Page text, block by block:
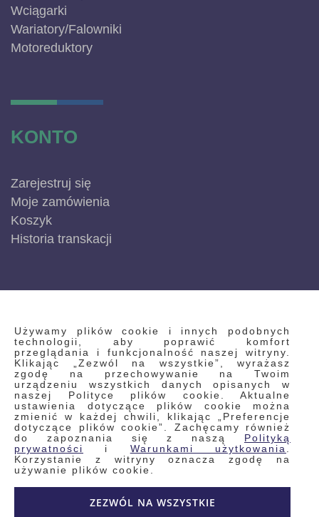
Używamy plików cookie i innych podobnych
technologii, aby poprawić komfort
przeglądania i funkcjonalność naszej witryny.
Klikając „Zezwól na wszystkie”, wyrażasz
zgodę na przechowywanie na Twoim
urządzeniu wszystkich danych opisanych w
naszej Polityce plików cookie. Aktualne
ustawienia dotyczące plików cookie można
zmienić w każdej chwili, klikając „Preferencje
dotyczące plików cookie”. Zachęcamy również
do zapoznania się z naszą Polityką
prywatności
i Warunkami użytkowania
Korzystanie z witryny oznacza zgodę na
używanie plików cookie.
ZEZWÓL NA WSZYSTKIE
Wciągarki
Wariatory/Falowniki
Motoreduktory
KONTO
Zarejestruj się
Moje zamówienia
Koszyk
Historia transkacji
INFORMACJE
Regulamin
Polityka prywatności i pliki cookie
Wyszukiwane frazy
Wyszukiwanie zaawansowane
Zamówienia
Skontaktuj się z nami
Odstąp od umowy